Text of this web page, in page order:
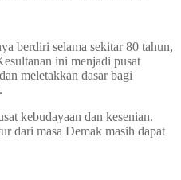
berdiri selama sekitar 80 tahun,
ini menjadi pusat
meletakkan dasar bagi
kebudayaan dan kesenian.
dari masa Demak masih dapat